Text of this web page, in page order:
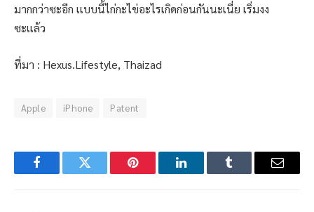
มากกว่าซะอีก เเบบนี้ไก่กะไข่อะไรเกิดก่อนกันนะเนี่ย เริ่มงง
ซะเเล้ว
ที่มา : Hexus.Lifestyle, Thaizad
Apple iPhone Patent
FacebookTwitter Pinterest LinkedInTumblr Email